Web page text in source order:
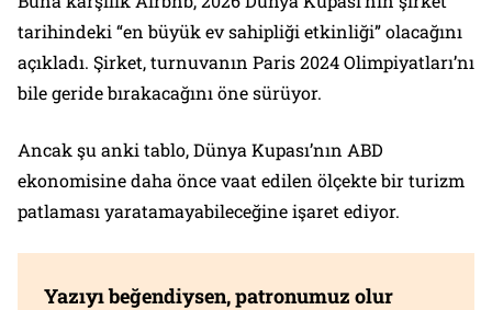
tarihindeki “en büyük ev sahipliği etkinliği” olacağını
açıkladı. Şirket, turnuvanın Paris 2024 Olimpiyatları’nı
bile geride bırakacağını öne sürüyor.
Ancak şu anki tablo, Dünya Kupası’nın ABD
ekonomisine daha önce vaat edilen ölçekte bir turizm
patlaması yaratamayabileceğine işaret ediyor.
Yazıyı beğendiysen, patronumuz olur